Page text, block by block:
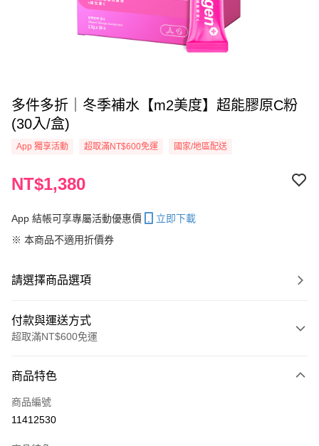
多件多折｜冬季補水【m2美度】超能膠原C粉
(30入/盒)
App 獨享活動 超取滿NT$600免運 國家/地區配送
NT$1,380
App 結帳可享專屬活動優惠價
立即下載
※ 本商品不適用折價券
請選擇商品選項
付款與運送方式
超取滿NT$600免運
信用卡一次付款
超商取貨付款
商品特色
商品編號
11412530